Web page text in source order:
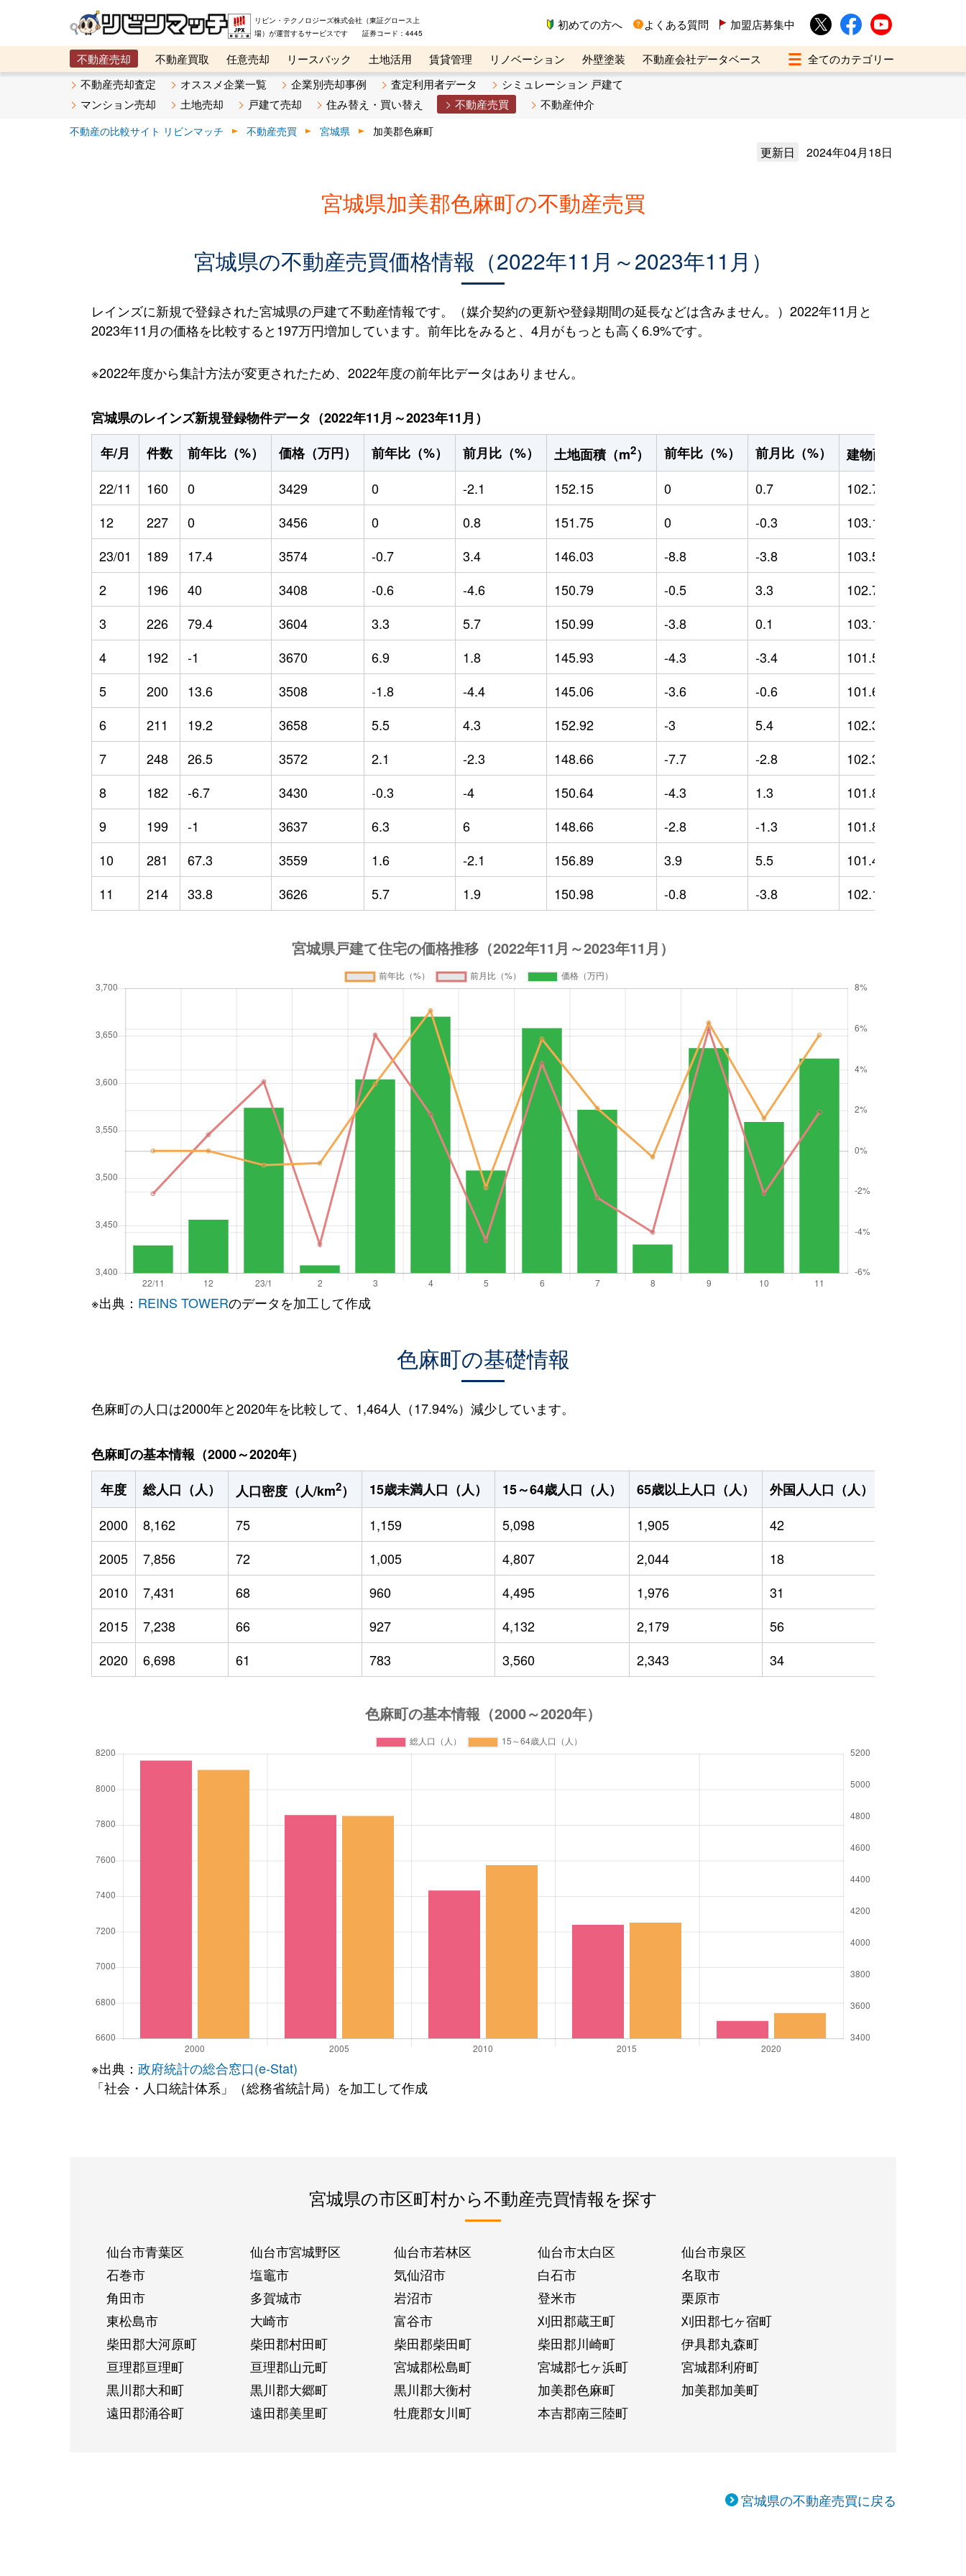
リビン・テクノロジーズ株式会社（東証グロース上
場）が運営するサービスです 証券コード：4445
初めての方へ よくある質問 加盟店募集中
不動産売却 不動産買取 任意売却 リースバック 土地活用 賃貸管理 リノベーション 外壁塗装
不動産会社データベース
メタ住宅展示場
ベスト不動産カンパニー オンライン講座 リビンマガジンBiz 不動産売却ご相談デスク
不動産売却査定 オススメ企業一覧 企業別売却事例 査定利用者データ
シミュレーション 戸建て
マンション売却
土地売却 戸建て売却 住み替え・買い替え 不動産売買 不動産仲介
不動産の比較サイト リビンマッチ 不動産売買 宮城県 加美郡色麻町
更新日 2024年04月18日
宮城県加美郡色麻町の不動産売買
宮城県の不動産売買価格情報（2022年11月～2023年11月）
レインズに新規で登録された宮城県の戸建て不動産情報です。（媒介契約の更新や登録期間の延長などは含みません。）2022年11月と
2023年11月の価格を比較すると197万円増加しています。前年比をみると、4月がもっとも高く6.9%です。
※2022年度から集計方法が変更されたため、2022年度の前年比データはありません。
宮城県のレインズ新規登録物件データ（2022年11月～2023年11月）
年/月
件数 前年比（%） 価格（万円） 前年比（%） 前月比（%） 土地面積（m2） 前年比（%） 前月比（%） 建物面積（m
22/11
160 0 3429 0 -2.1 152.15 0 0.7 102.7
12
227 0 3456 0 0.8 151.75 0 -0.3 103.12
23/01
189 17.4 3574 -0.7 3.4 146.03 -8.8 -3.8 103.57
2
196 40 3408 -0.6 -4.6 150.79 -0.5 3.3 102.73
3
226 79.4 3604 3.3 5.7 150.99 -3.8 0.1 103.13
4
192 -1 3670 6.9 1.8 145.93 -4.3 -3.4 101.59
5
200 13.6 3508 -1.8 -4.4 145.06 -3.6 -0.6 101.61
6
211 19.2 3658 5.5 4.3 152.92 -3 5.4 102.39
7
248 26.5 3572 2.1 -2.3 148.66 -7.7 -2.8 102.39
8
182 -6.7 3430 -0.3 -4 150.64 -4.3 1.3 101.83
9
199 -1 3637 6.3 6 148.66 -2.8 -1.3 101.85
10
281 67.3 3559 1.6 -2.1 156.89 3.9 5.5 101.46
11
214 33.8 3626 5.7 1.9 150.98 -0.8 -3.8 102.12
※出典： REINS TOWERのデータを加工して作成
色麻町の基礎情報
色麻町の人口は2000年と2020年を比較して、1,464人（17.94%）減少しています。
色麻町の基本情報（2000～2020年）
年度
総人口（人） 人口密度（人/km2） 15歳未満人口（人） 15～64歳人口（人） 65歳以上人口（人） 外国人人口（人）
2000
8,162 75 1,159 5,098 1,905 42
2005
7,856 72 1,005 4,807 2,044 18
2010
7,431 68 960 4,495 1,976 31
2015
7,238 66 927 4,132 2,179 56
2020
6,698 61 783 3,560 2,343 34
※出典： 政府統計の総合窓口(e-Stat)
「社会・人口統計体系」（総務省統計局）を加工して作成
宮城県の市区町村から不動産売買情報を探す
仙台市青葉区 仙台市宮城野区 仙台市若林区 仙台市太白区
仙台市泉区
石巻市
塩竈市 気仙沼市 白石市
名取市
角田市
多賀城市 岩沼市 登米市
栗原市
東松島市
大崎市 富谷市 刈田郡蔵王町
刈田郡七ヶ宿町
柴田郡大河原町
柴田郡村田町 柴田郡柴田町 柴田郡川崎町
伊具郡丸森町
亘理郡亘理町
亘理郡山元町 宮城郡松島町 宮城郡七ヶ浜町
宮城郡利府町
黒川郡大和町
黒川郡大郷町 黒川郡大衡村 加美郡色麻町
加美郡加美町
遠田郡涌谷町
遠田郡美里町 牡鹿郡女川町 本吉郡南三陸町
宮城県の不動産売買に戻る